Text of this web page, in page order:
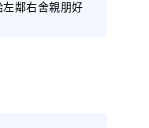
鄰右舍親朋好